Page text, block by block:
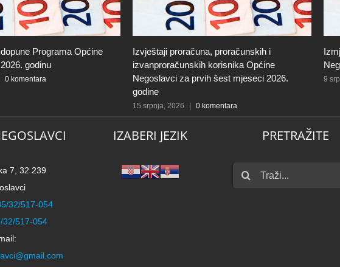
Programa Općine
godinu
0 komentara
Izvještaji proračuna, proračunskih i
izvanproračunskih korisnika Općine
Negoslavci za prvih šest mjeseci 2026.
godine
15 srpnja, 2026 0 komentara
9
7, 32 239
32/517-054
32/517-054
IZABERI JEZIK PRETRAŽITE
Traži...